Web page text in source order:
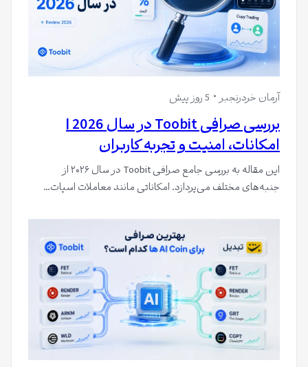
آرمان خردرنجبر 5 روز پیش
بررسی صرافی Toobit در سال 2026 |
امکانات، امنیت و تجربه کاربران
این مقاله به بررسی جامع صرافی Toobit در سال ۲۰۲۶ از
جنبه‌های مختلف می‌پردازد. امکاناتی مانند معاملات اسپات…